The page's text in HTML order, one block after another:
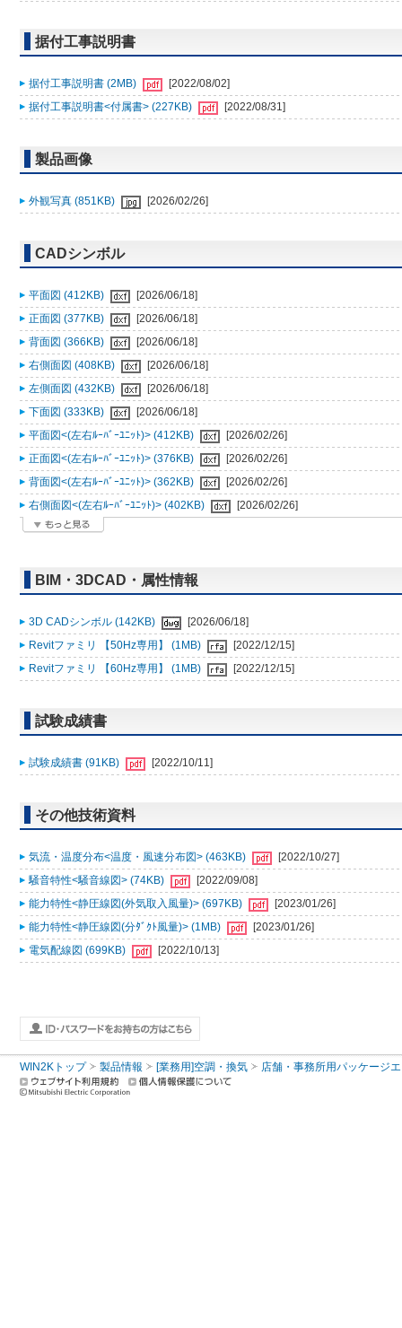
据付工事説明書
据付工事説明書 (2MB)
[2022/08/02]
据付工事説明書<付属書> (227KB)
[2022/08/31]
製品画像
外観写真 (851KB) [2026/02/26]
CADシンボル
平面図 (412KB)
[2026/06/18]
正面図 (377KB)
[2026/06/18]
背面図 (366KB)
[2026/06/18]
右側面図 (408KB)
[2026/06/18]
左側面図 (432KB)
[2026/06/18]
下面図 (333KB)
[2026/06/18]
平面図<(左右ﾙｰﾊﾞｰﾕﾆｯﾄ)> (412KB)
[2026/02/26]
正面図<(左右ﾙｰﾊﾞｰﾕﾆｯﾄ)> (376KB)
[2026/02/26]
背面図<(左右ﾙｰﾊﾞｰﾕﾆｯﾄ)> (362KB)
[2026/02/26]
右側面図<(左右ﾙｰﾊﾞｰﾕﾆｯﾄ)> (402KB)
[2026/02/26]
BIM・3DCAD・属性情報
3D CADシンボル (142KB)
[2026/06/18]
Revitファミリ 【50Hz専用】 (1MB)
[2022/12/15]
Revitファミリ 【60Hz専用】 (1MB)
[2022/12/15]
試験成績書
試験成績書 (91KB) [2022/10/11]
その他技術資料
気流・温度分布<温度・風速分布図> (463KB)
[2022/10/27]
騒音特性<騒音線図> (74KB)
[2022/09/08]
能力特性<静圧線図(外気取入風量)> (697KB)
[2023/01/26]
能力特性<静圧線図(分ﾀﾞｸﾄ風量)> (1MB)
[2023/01/26]
電気配線図 (699KB)
[2022/10/13]
WIN2Kトップ 製品情報 [業務用]空調・換気 店舗・事務所用パッケージ